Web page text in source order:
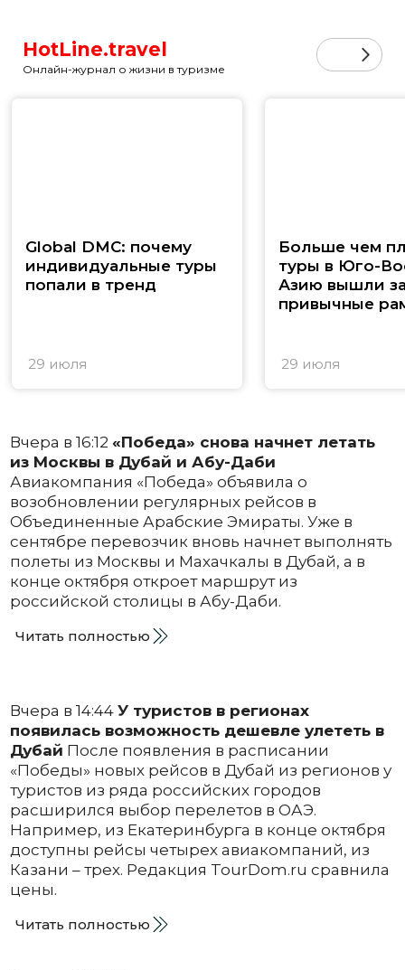
HotLine.travel
Онлайн-журнал о жизни в туризме
Global DMC: почему
индивидуальные туры
попали в тренд
29 июля
Больше чем
туры в Юго-
Азию вышли
привычные
29 июля
Вчера в 16:12 «Победа» снова начнет летать
из Москвы в Дубай и Абу-Даби
Авиакомпания «Победа» объявила о
возобновлении регулярных рейсов в
Объединенные Арабские Эмираты. Уже в
сентябре перевозчик вновь начнет выполнять
полеты из Москвы и Махачкалы в Дубай, а в
конце октября откроет маршрут из
российской столицы в Абу-Даби.
Читать полностью
Вчера в 14:44 У туристов в регионах
появилась возможность дешевле улететь в
Дубай После появления в расписании
«Победы» новых рейсов в Дубай из регионов у
туристов из ряда российских городов
расширился выбор перелетов в ОАЭ.
Например, из Екатеринбурга в конце октября
доступны рейсы четырех авиакомпаний, из
Казани – трех. Редакция TourDom.ru сравнила
цены.
Читать полностью